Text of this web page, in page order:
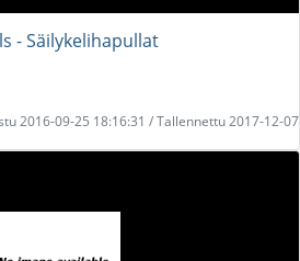
- Säilykelihapullat
2016-09-25 18:16:31 / Tallennettu 2017-12-07